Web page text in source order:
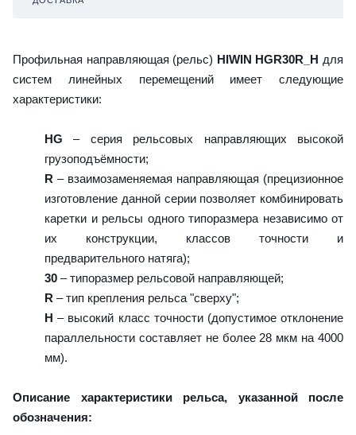
Профильная направляющая (рельс) HIWIN HGR30R_H для
систем линейных перемещений имеет следующие
характеристики:
HG – серия рельсовых направляющих высокой
грузоподъёмности;
R – взаимозаменяемая направляющая (прецизионное
изготовление данной серии позволяет комбинировать
каретки и рельсы одного типоразмера независимо от
их конструкции, классов точности и
предварительного натяга);
30 – типоразмер рельсовой направляющей;
R – тип крепления рельса "сверху";
H – высокий класс точности (допустимое отклонение
параллельности составляет не более 28 мкм на 4000
мм).
Описание характеристики рельса, указанной после
обозначения: